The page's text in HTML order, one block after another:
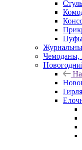
Пуфы
Чемоданы,